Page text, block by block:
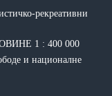
рекреативни
1 : 400 000
и националне